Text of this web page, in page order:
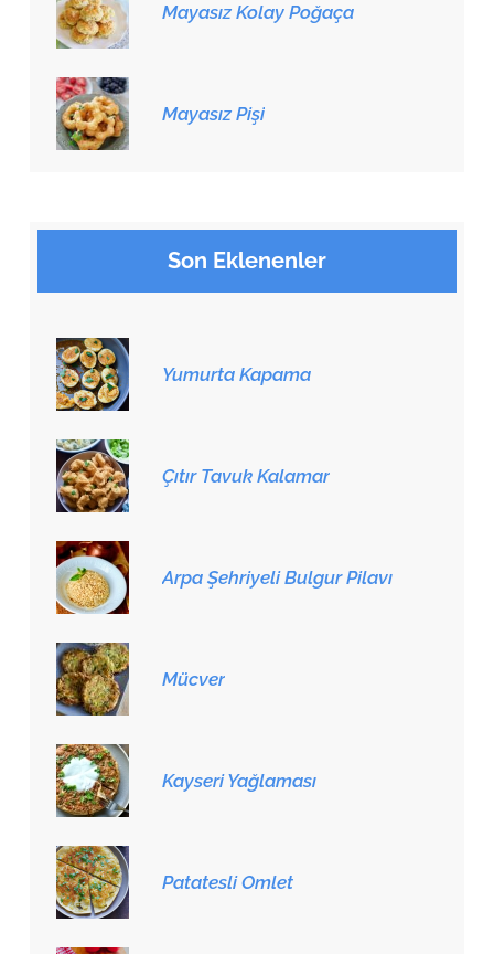
Mayasız Kolay Poğaça
Mayasız Pişi
Son Eklenenler
Yumurta Kapama
Çıtır Tavuk Kalamar
Arpa Şehriyeli Bulgur Pilavı
Mücver
Kayseri Yağlaması
Patatesli Omlet